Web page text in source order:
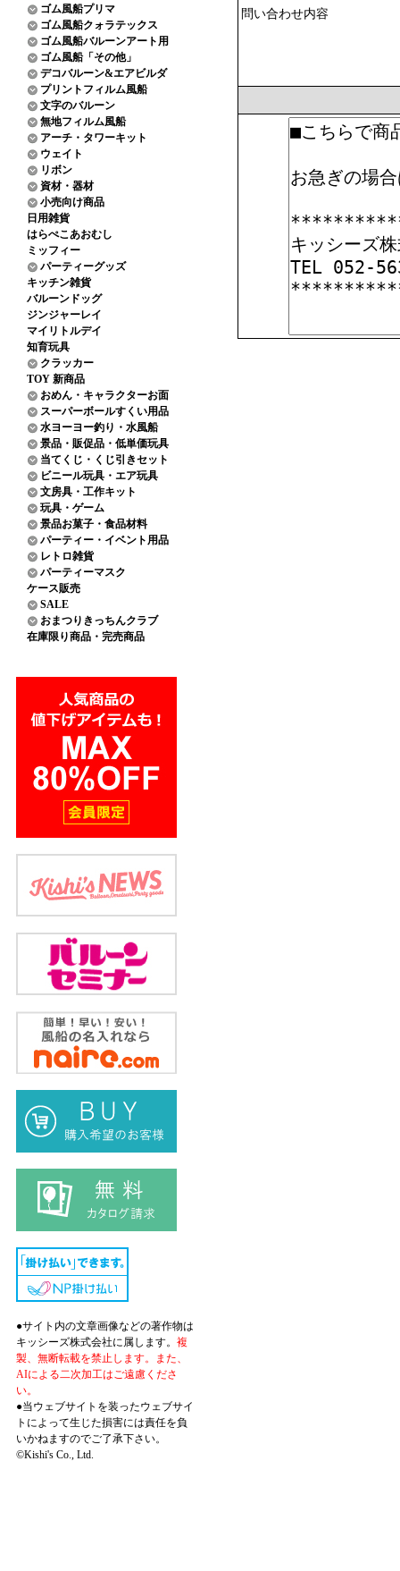
ゴム風船プリマ
ゴム風船クォラテックス
ゴム風船バルーンアート用
ゴム風船「その他」
デコバルーン&エアビルダ
プリントフィルム風船
文字のバルーン
無地フィルム風船
アーチ・タワーキット
ウェイト
リボン
資材・器材
小売向け商品
日用雑貨
はらぺこあおむし
ミッフィー
パーティーグッズ
キッチン雑貨
バルーンドッグ
ジンジャーレイ
マイリトルデイ
知育玩具
クラッカー
TOY 新商品
おめん・キャラクターお面
スーパーボールすくい用品
水ヨーヨー釣り・水風船
景品・販促品・低単価玩具
当てくじ・くじ引きセット
ビニール玩具・エア玩具
文房具・工作キット
玩具・ゲーム
景品お菓子・食品材料
パーティー・イベント用品
レトロ雑貨
パーティーマスク
ケース販売
SALE
おまつりきっちんクラブ
在庫限り商品・完売商品
●サイト内の文章画像などの著作物は
キッシーズ株式会社に属します。 複
製、無断転載を禁止します。また、
AIによる二次加工はご遠慮くださ
い。
●当ウェブサイトを装ったウェブサイ
トによって生じた損害には責任を負
いかねますのでご了承下さい。
©Kishi's Co., Ltd.
問い合わせ内容